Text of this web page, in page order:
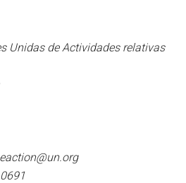
Unidas de Actividades relativas